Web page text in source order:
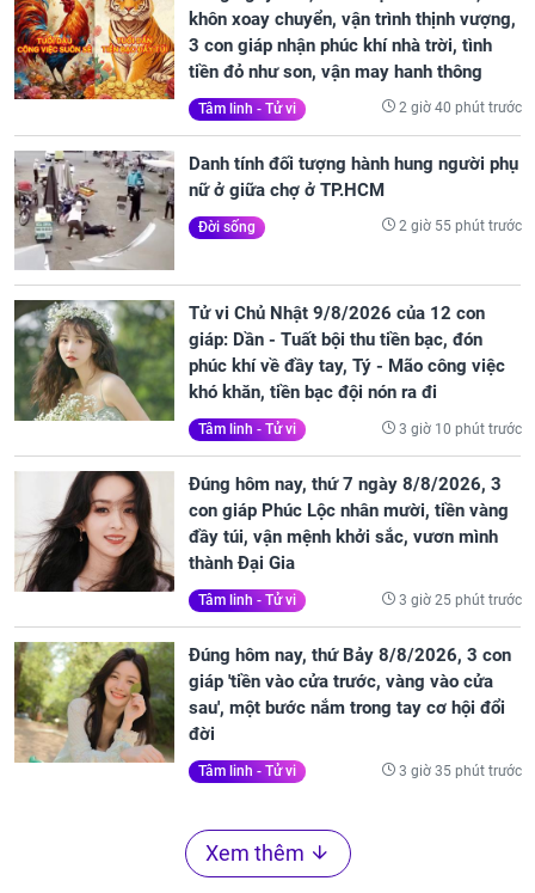
khôn xoay chuyển, vận trình thịnh vượng,
3 con giáp nhận phúc khí nhà trời, tình
tiền đỏ như son, vận may hanh thông
Tâm linh - Tử vi 2 giờ 40 phút trước
Danh tính đối tượng hành hung người phụ
nữ ở giữa chợ ở TP.HCM
Đời sống 2 giờ 55 phút trước
Tử vi Chủ Nhật 9/8/2026 của 12 con
giáp: Dần - Tuất bội thu tiền bạc, đón
phúc khí về đầy tay, Tý - Mão công việc
khó khăn, tiền bạc đội nón ra đi
Tâm linh - Tử vi 3 giờ 10 phút trước
Đúng hôm nay, thứ 7 ngày 8/8/2026, 3
con giáp Phúc Lộc nhân mười, tiền vàng
đầy túi, vận mệnh khởi sắc, vươn mình
thành Đại Gia
Tâm linh - Tử vi 3 giờ 25 phút trước
Đúng hôm nay, thứ Bảy 8/8/2026, 3 con
giáp 'tiền vào cửa trước, vàng vào cửa
sau', một bước nắm trong tay cơ hội đổi
đời
Tâm linh - Tử vi 3 giờ 35 phút trước
Xem thêm